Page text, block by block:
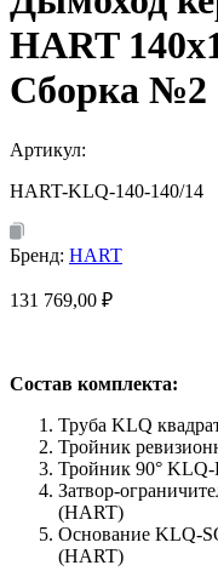
HART
Сборка №2
Артикул:
HART-KLQ-140-140/14
Бренд: HART
131 769,00 ₽
Состав комплекта:
Труба KLQ
Тройник
Тройник 90°
Затвор-
(HART)
Основание KLQ-
(HART)